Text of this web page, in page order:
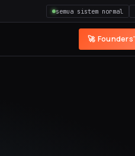
semua sistem normal
🚀 Founders'